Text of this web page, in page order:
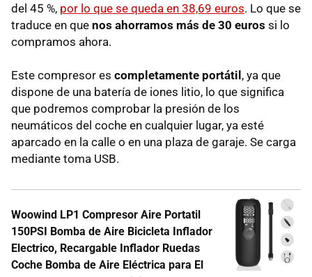
del 45 %, por lo que se queda en 38,69 euros. Lo que se
traduce en que nos ahorramos más de 30 euros si lo
compramos ahora.
Este compresor es completamente portátil, ya que
dispone de una batería de iones litio, lo que significa
que podremos comprobar la presión de los
neumáticos del coche en cualquier lugar, ya esté
aparcado en la calle o en una plaza de garaje. Se carga
mediante toma USB.
Woowind LP1 Compresor Aire Portatil
150PSI Bomba de Aire Bicicleta Inflador
Electrico, Recargable Inflador Ruedas
Coche Bomba de Aire Eléctrica para El